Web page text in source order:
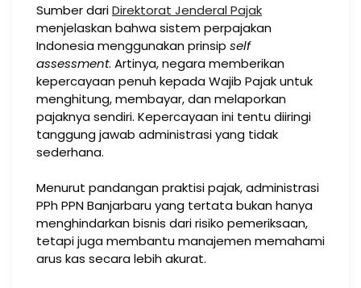
Sumber dariDirektorat Jenderal Pajak
menjelaskan bahwa sistem perpajakan
Indonesia menggunakan prinsip self
assessment. Artinya, negara memberikan
kepercayaan penuh kepada Wajib Pajak untuk
menghitung, membayar, dan melaporkan
pajaknya sendiri. Kepercayaan ini tentu diiringi
tanggung jawab administrasi yang tidak
sederhana.
Menurut pandangan praktisi pajak, administrasi
PPh PPN Banjarbaru yang tertata bukan hanya
menghindarkan bisnis dari risiko pemeriksaan,
tetapi juga membantu manajemen memahami
arus kas secara lebih akurat.